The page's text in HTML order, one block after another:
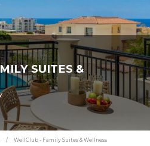
SUITES &
/ WellClub - Family Suites & Wellness